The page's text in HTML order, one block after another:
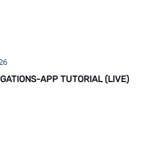
APP TUTORIAL (LIVE)